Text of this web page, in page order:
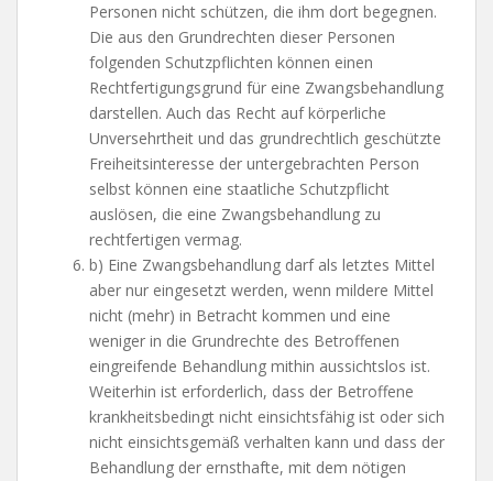
Personen nicht schützen, die ihm dort begegnen.
Die aus den Grundrechten dieser Personen
folgenden Schutzpflichten können einen
Rechtfertigungsgrund für eine Zwangsbehandlung
darstellen. Auch das Recht auf körperliche
Unversehrtheit und das grundrechtlich geschützte
Freiheitsinteresse der untergebrachten Person
selbst können eine staatliche Schutzpflicht
auslösen, die eine Zwangsbehandlung zu
rechtfertigen vermag.
b) Eine Zwangsbehandlung darf als letztes Mittel
aber nur eingesetzt werden, wenn mildere Mittel
nicht (mehr) in Betracht kommen und eine
weniger in die Grundrechte des Betroffenen
eingreifende Behandlung mithin aussichtslos ist.
Weiterhin ist erforderlich, dass der Betroffene
krankheitsbedingt nicht einsichtsfähig ist oder sich
nicht einsichtsgemäß verhalten kann und dass der
Behandlung der ernsthafte, mit dem nötigen